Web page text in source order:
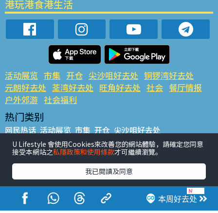
本周好去处
港玩港食港生活
活动展览 市集 开仓 尖沙咀好去处 铜锣湾好去处
元朗好去处 荃湾好去处 旺角好去处 社会 餐厅情报
户外郊游 社会福利
热门类别
网民热话 活动展览 市集 开仓 尖沙咀好去处
铜锣湾好去处 元朗好去处 荃湾好去处 旺角好去处 社会
餐厅情报 户外郊游
热门标签
#UGO揾好去处 #人气活动推介 #美食社群热话
#亲子玩乐好去处
#ULifestyle应用程式
#限时抢
#UJetso礼物放送
#ULifestyle商户中心 #著数 #网络热话
U Lifestyle 會使用Cookies來改善您的網站體驗，請確定您同意
接受本網站之私隱政策和使用條款才可繼續瀏覽。
我已閱讀及同意